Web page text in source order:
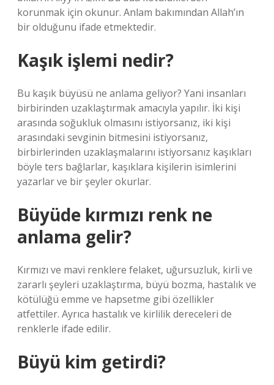
korunmak için okunur. Anlam bakımından Allah’ın
bir olduğunu ifade etmektedir.
Kaşık işlemi nedir?
Bu kaşık büyüsü ne anlama geliyor? Yani insanları
birbirinden uzaklaştırmak amacıyla yapılır. İki kişi
arasında soğukluk olmasını istiyorsanız, iki kişi
arasındaki sevginin bitmesini istiyorsanız,
birbirlerinden uzaklaşmalarını istiyorsanız kaşıkları
böyle ters bağlarlar, kaşıklara kişilerin isimlerini
yazarlar ve bir şeyler okurlar.
Büyüde kırmızı renk ne
anlama gelir?
Kırmızı ve mavi renklere felaket, uğursuzluk, kirli ve
zararlı şeyleri uzaklaştırma, büyü bozma, hastalık ve
kötülüğü emme ve hapsetme gibi özellikler
atfettiler. Ayrıca hastalık ve kirlilik dereceleri de
renklerle ifade edilir.
Büyü kim getirdi?